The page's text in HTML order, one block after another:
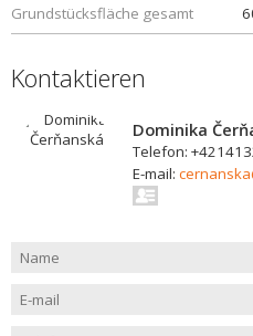
Grundstücksfläche gesamt
Kontaktieren
Dominika
Telefon:
E-mail: